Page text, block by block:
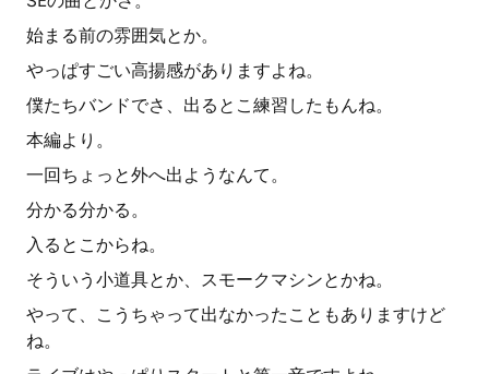
始まる前の雰囲気とか。
やっぱすごい高揚感がありますよね。
僕たちバンドでさ、出るとこ練習したもんね。
本編より。
一回ちょっと外へ出ようなんて。
分かる分かる。
入るとこからね。
そういう小道具とか、スモークマシンとかね。
やって、こうちゃって出なかったこともありますけど
ね。